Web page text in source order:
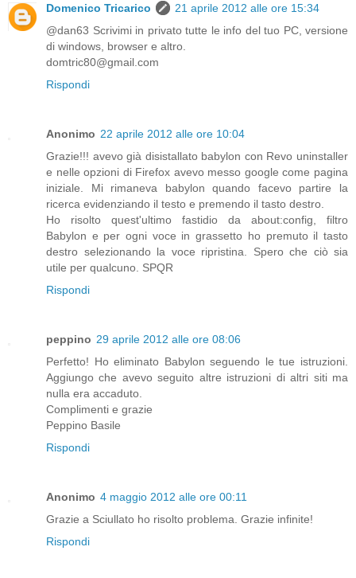
Domenico Tricarico
21 aprile 2012 alle ore 15:34
@dan63 Scrivimi in privato tutte le info del tuo PC, versione
di windows, browser e altro.
domtric80@gmail.com
Rispondi
Anonimo 22 aprile 2012 alle ore 10:04
Grazie!!! avevo già disistallato babylon con Revo uninstaller
e nelle opzioni di Firefox avevo messo google come pagina
iniziale. Mi rimaneva babylon quando facevo partire la
ricerca evidenziando il testo e premendo il tasto destro.
Ho risolto quest'ultimo fastidio da about:config, filtro
Babylon e per ogni voce in grassetto ho premuto il tasto
destro selezionando la voce ripristina. Spero che ciò sia
utile per qualcuno. SPQR
Rispondi
peppino 29 aprile 2012 alle ore 08:06
Perfetto! Ho eliminato Babylon seguendo le tue istruzioni.
Aggiungo che avevo seguito altre istruzioni di altri siti ma
nulla era accaduto.
Complimenti e grazie
Peppino Basile
Rispondi
Anonimo 4 maggio 2012 alle ore 00:11
Grazie a Sciullato ho risolto problema. Grazie infinite!
Rispondi